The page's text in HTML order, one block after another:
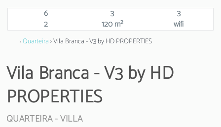
6 3
3
2
120 m² wifi
›Quarteira› Vila Branca - V3 by HD PROPERTIES
Vila Branca - V3 by HD
PROPERTIES
QUARTEIRA -VILLA